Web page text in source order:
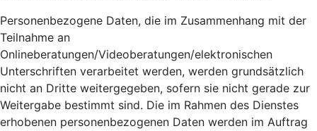
Personenbezogene Daten, die im Zusammenhang mit der
Teilnahme an
Onlineberatungen/Videoberatungen/elektronischen
Unterschriften verarbeitet werden, werden grundsätzlich
nicht an Dritte weitergegeben, sofern sie nicht gerade zur
Weitergabe bestimmt sind. Die im Rahmen des Dienstes
erhobenen personenbezogenen Daten werden im Auftrag